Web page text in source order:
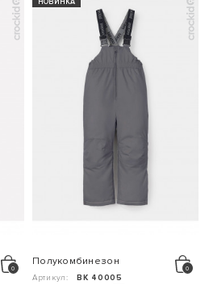
НОВИНКА
Полукомбинезон
Артикул:
ВК 40005